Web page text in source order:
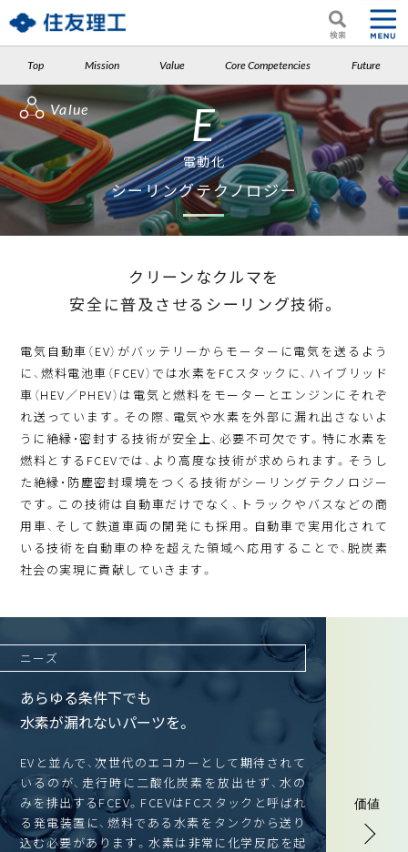
Top Mission Value Core Competencies Future
Value E
電動化
シーリングテクノロジー
クリーンなクルマを
安全に普及させるシーリング技術。
電気自動車（EV）がバッテリーからモーターに電気を送るよう
に、燃料電池車（FCEV）では水素をFCスタックに、ハイブリッド
車（HEV／PHEV）は電気と燃料をモーターとエンジンにそれぞ
れ送っています。その際、電気や水素を外部に漏れ出さないよ
うに絶縁・密封する技術が安全上、必要不可欠です。特に水素を
燃料とするFCEVでは、より高度な技術が求められます。そうし
た絶縁・防塵密封環境をつくる技術がシーリングテクノロジー
です。この技術は自動車だけでなく、トラックやバスなどの商
用車、そして鉄道車両の開発にも採用。自動車で実用化されて
いる技術を自動車の枠を超えた領域へ応用することで、脱炭素
社会の実現に貢献していきます。
ニーズ
あらゆる条件下でも
水素が漏れないパーツを。
EVと並んで、次世代のエコカーとして期待されて
いるのが、走行時に二酸化炭素を放出せず、水の
みを排出するFCEV。FCEVはFCスタックと呼ばれ
る発電装置に、燃料である水素をタンクから送り
込む必要があります。水素は非常に化学反応を起
ニーズ
価値